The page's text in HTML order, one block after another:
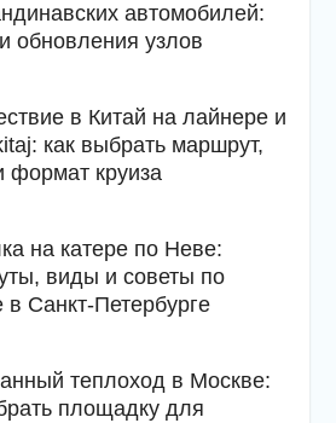
автомобилей:
обновления узлов
в Китай на лайнере и
как выбрать маршрут,
формат круиза
на катере по Неве:
виды и советы по
в Санкт-Петербурге
теплоход в Москве:
площадку для